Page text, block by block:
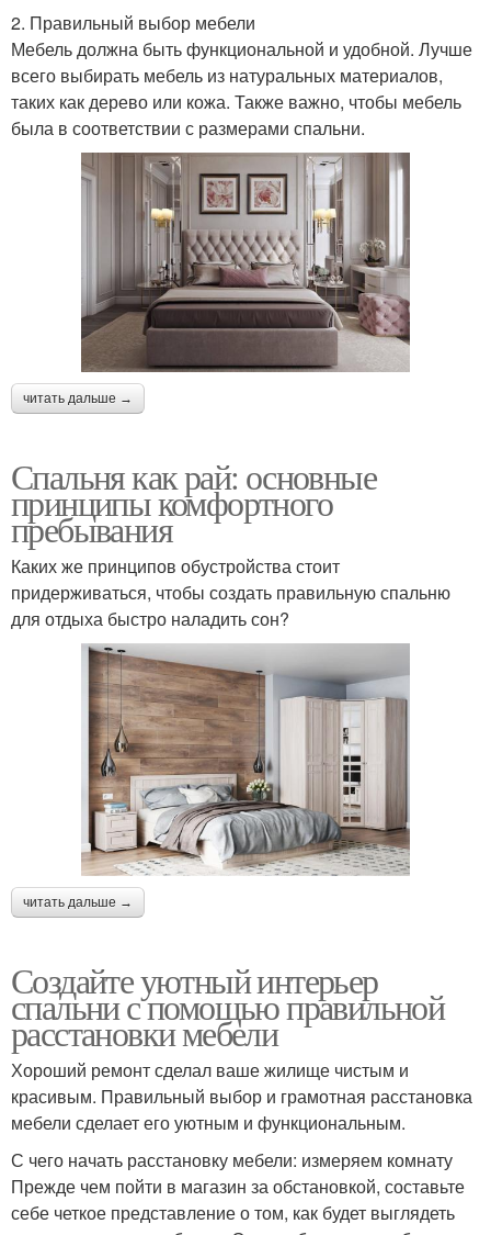
2. Правильный выбор мебели
Мебель должна быть функциональной и удобной. Лучше
всего выбирать мебель из натуральных материалов,
таких как дерево или кожа. Также важно, чтобы мебель
была в соответствии с размерами спальни.
читать дальше →
Спальня как рай: основные
принципы комфортного
пребывания
Каких же принципов обустройства стоит
придерживаться, чтобы создать правильную спальню
для отдыха быстро наладить сон?
читать дальше →
Создайте уютный интерьер
спальни с помощью правильной
расстановки мебели
Хороший ремонт сделал ваше жилище чистым и
красивым. Правильный выбор и грамотная расстановка
мебели сделает его уютным и функциональным.
С чего начать расстановку мебели: измеряем комнату
Прежде чем пойти в магазин за обстановкой, составьте
себе четкое представление о том, как будет выглядеть